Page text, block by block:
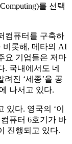
를 선택
컴퓨터를 구축하
비롯해, 메타의 AI
요 기업들은 저마
. 국내에서도 네
진 ‘세종’을 공
나서고 있다.
다. 영국의 ‘이
퓨터 6호기가 바
진행되고 있다.